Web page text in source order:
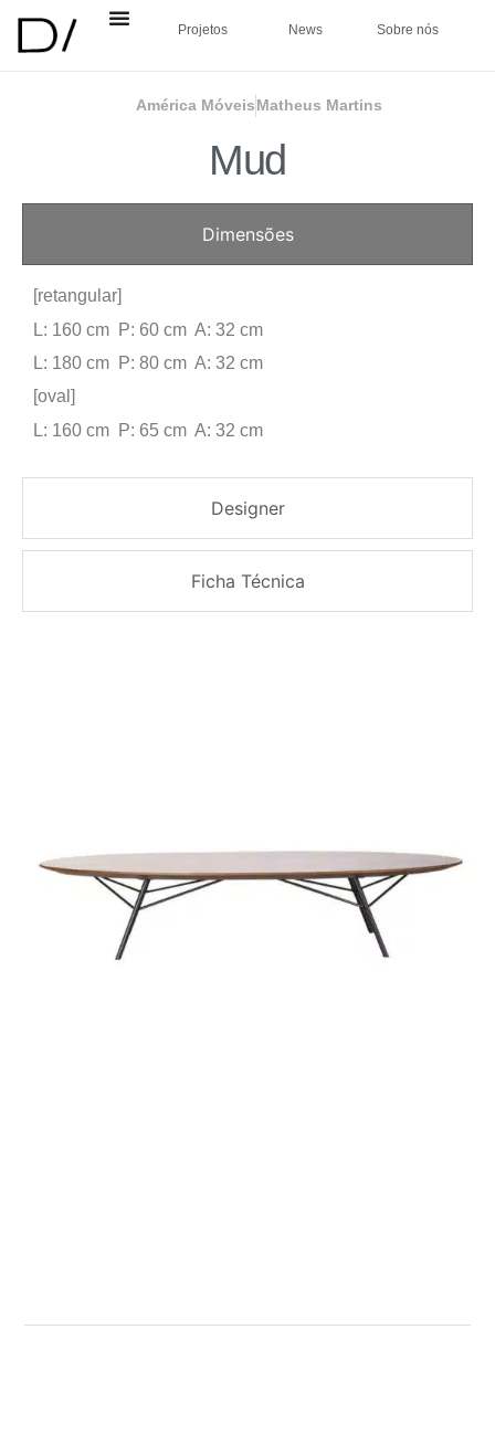
Projetos News Sobre nós
América MóveisMatheus Martins
Mud
Dimensões
Designer
Ficha Técnica
[retangular]
L: 160 cm P: 60 cm A: 32 cm
L: 180 cm P: 80 cm A: 32 cm
[oval]
L: 160 cm P: 65 cm A: 32 cm